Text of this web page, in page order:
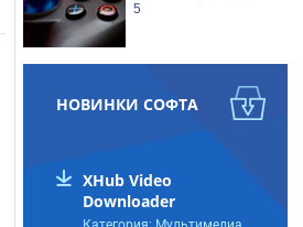
5
заблокировал
скандальную
НОВИНКИ СОФТА
XHub Video
Downloader